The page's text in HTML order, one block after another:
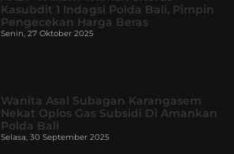
Kasubdit 1 Indagsi Polda Bali, Pimpin
Pengecekan Harga Beras
Senin, 27 Oktober 2025
Wanita Asal Subagan Karangasem
Nekat Oplos Gas Subsidi Di Amankan
Polda Bali
Selasa, 30 September 2025